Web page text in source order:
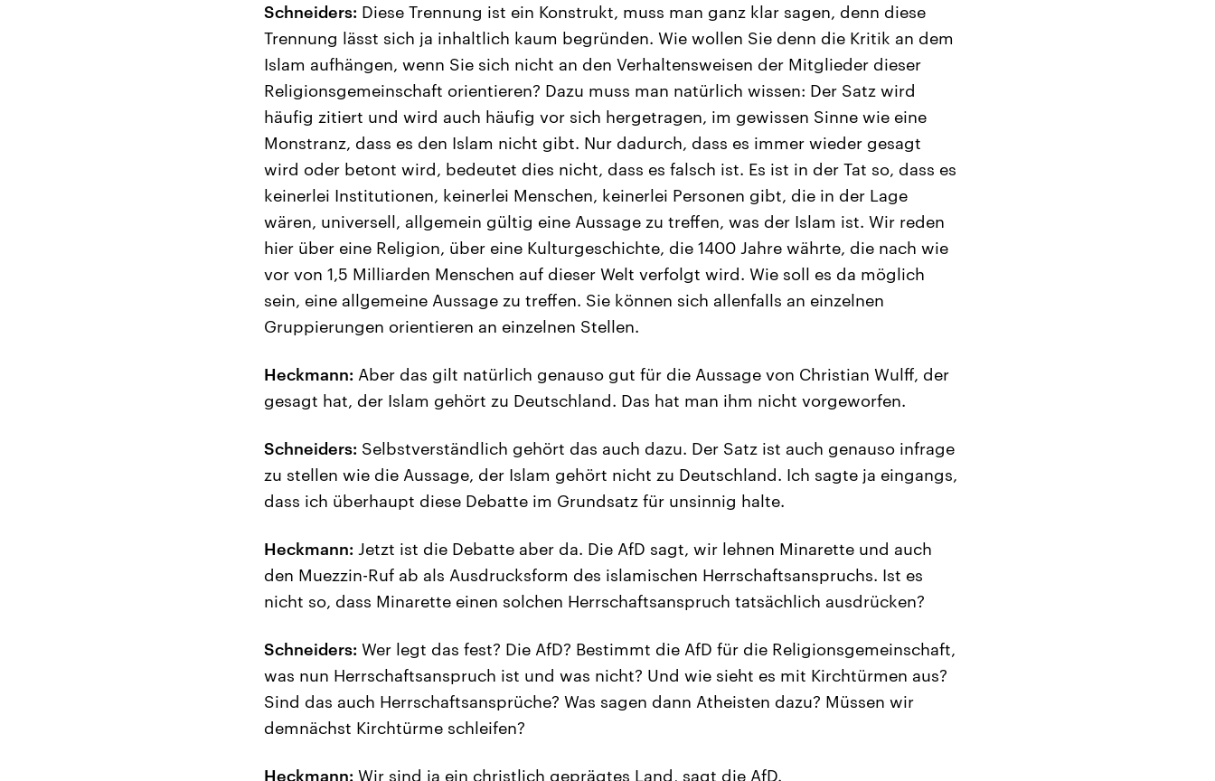
Schneiders: Diese Trennung ist ein Konstrukt, muss man ganz klar sagen, denn diese
Trennung lässt sich ja inhaltlich kaum begründen. Wie wollen Sie denn die Kritik an dem
Islam aufhängen, wenn Sie sich nicht an den Verhaltensweisen der Mitglieder dieser
Religionsgemeinschaft orientieren? Dazu muss man natürlich wissen: Der Satz wird
häufig zitiert und wird auch häufig vor sich hergetragen, im gewissen Sinne wie eine
Monstranz, dass es den Islam nicht gibt. Nur dadurch, dass es immer wieder gesagt
wird oder betont wird, bedeutet dies nicht, dass es falsch ist. Es ist in der Tat so, dass es
keinerlei Institutionen, keinerlei Menschen, keinerlei Personen gibt, die in der Lage
wären, universell, allgemein gültig eine Aussage zu treffen, was der Islam ist. Wir reden
hier über eine Religion, über eine Kulturgeschichte, die 1400 Jahre währte, die nach wie
vor von 1,5 Milliarden Menschen auf dieser Welt verfolgt wird. Wie soll es da möglich
sein, eine allgemeine Aussage zu treffen. Sie können sich allenfalls an einzelnen
Gruppierungen orientieren an einzelnen Stellen.
Heckmann: Aber das gilt natürlich genauso gut für die Aussage von Christian Wulff, der
gesagt hat, der Islam gehört zu Deutschland. Das hat man ihm nicht vorgeworfen.
Schneiders: Selbstverständlich gehört das auch dazu. Der Satz ist auch genauso infrage
zu stellen wie die Aussage, der Islam gehört nicht zu Deutschland. Ich sagte ja eingangs,
dass ich überhaupt diese Debatte im Grundsatz für unsinnig halte.
Heckmann: Jetzt ist die Debatte aber da. Die AfD sagt, wir lehnen Minarette und auch
den Muezzin-Ruf ab als Ausdrucksform des islamischen Herrschaftsanspruchs. Ist es
nicht so, dass Minarette einen solchen Herrschaftsanspruch tatsächlich ausdrücken?
Schneiders: Wer legt das fest? Die AfD? Bestimmt die AfD für die Religionsgemeinschaft,
was nun Herrschaftsanspruch ist und was nicht? Und wie sieht es mit Kirchtürmen aus?
Sind das auch Herrschaftsansprüche? Was sagen dann Atheisten dazu? Müssen wir
demnächst Kirchtürme schleifen?
Heckmann: Wir sind ja ein christlich geprägtes Land, sagt die AfD.